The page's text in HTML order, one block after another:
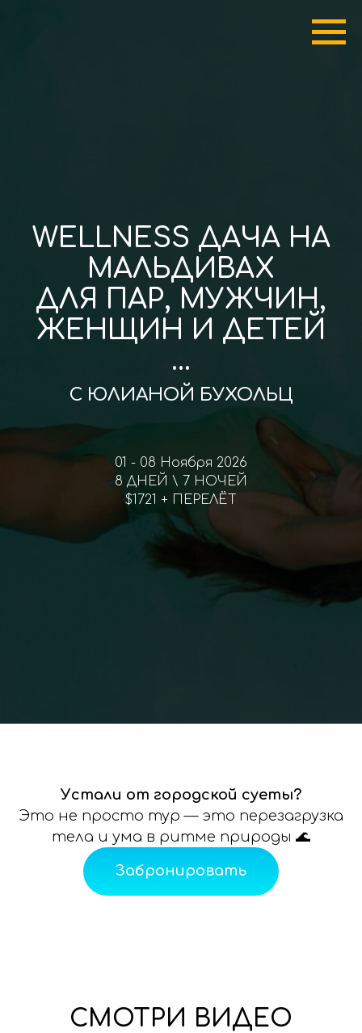
WELLNESS ДАЧА НА
МАЛЬДИВАХ
ДЛЯ ПАР, МУЖЧИН,
ЖЕНЩИН И ДЕТЕЙ
...
С ЮЛИАНОЙ БУХОЛЬЦ
01 - 08 Ноября 2026
8 ДНЕЙ \ 7 НОЧЕЙ
$1721 + ПЕРЕЛЁТ
Устали от городской суеты?
Это не просто тур — это перезагрузка
тела и ума в ритме природы 🌊
Забронировать
СМОТРИ ВИДЕО